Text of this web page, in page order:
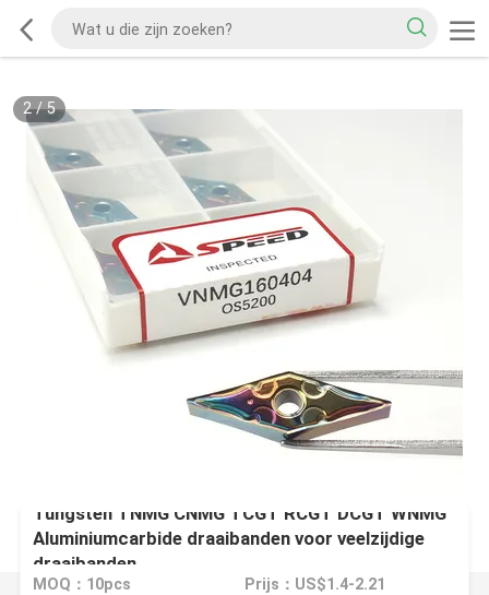
2/5
Tungsten TNMG CNMG TCGT RCGT DCGT WNMG
Aluminiumcarbide draaibanden voor veelzijdige
draaibanden
MOQ：10pcs Prijs：US$1.4-2.21